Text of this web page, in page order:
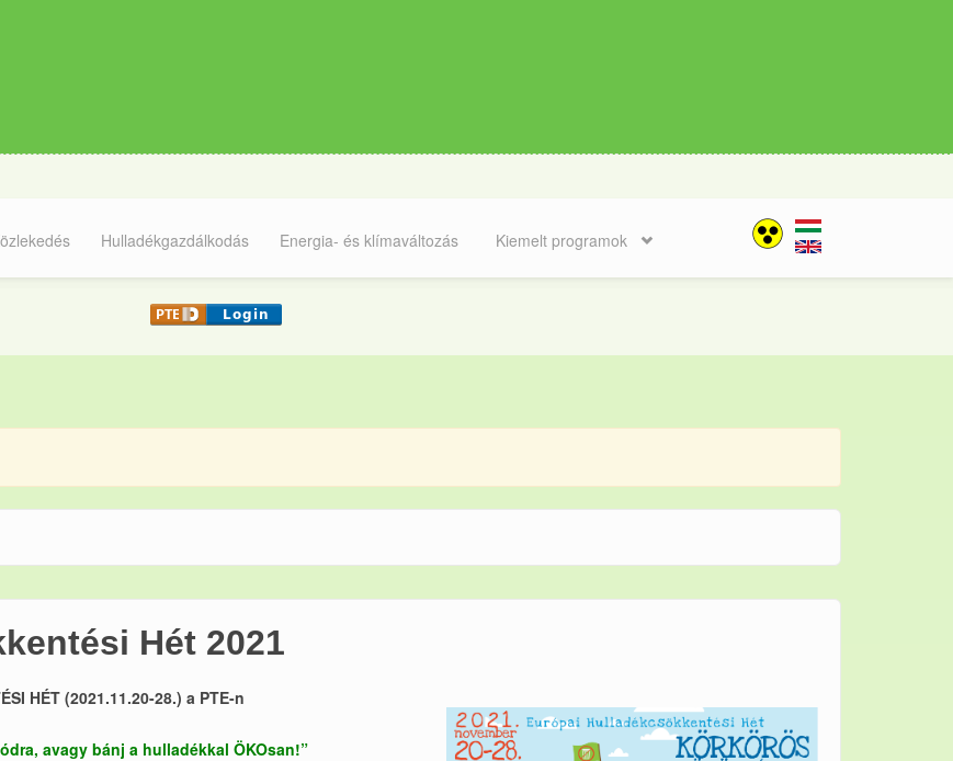
Hulladékgazdálkodás Energia- és klímaváltozás Kiemelt programok
Hét 2021
HÉT (2021.11.20-28.) a PTE-n
avagy bánj a hulladékkal ÖKOsan!”